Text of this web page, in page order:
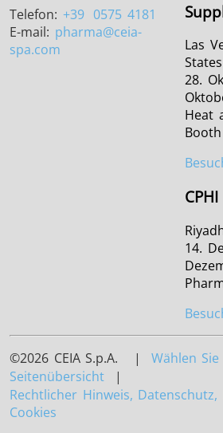
Telefon: +39 0575 4181
E-mail: pharma@ceia-
spa.com
Las
28.
Heat
14.
©2026 CEIA S.p.A. | Wählen
Seitenübersicht |
Rechtlicher Hinweis,
Cookies